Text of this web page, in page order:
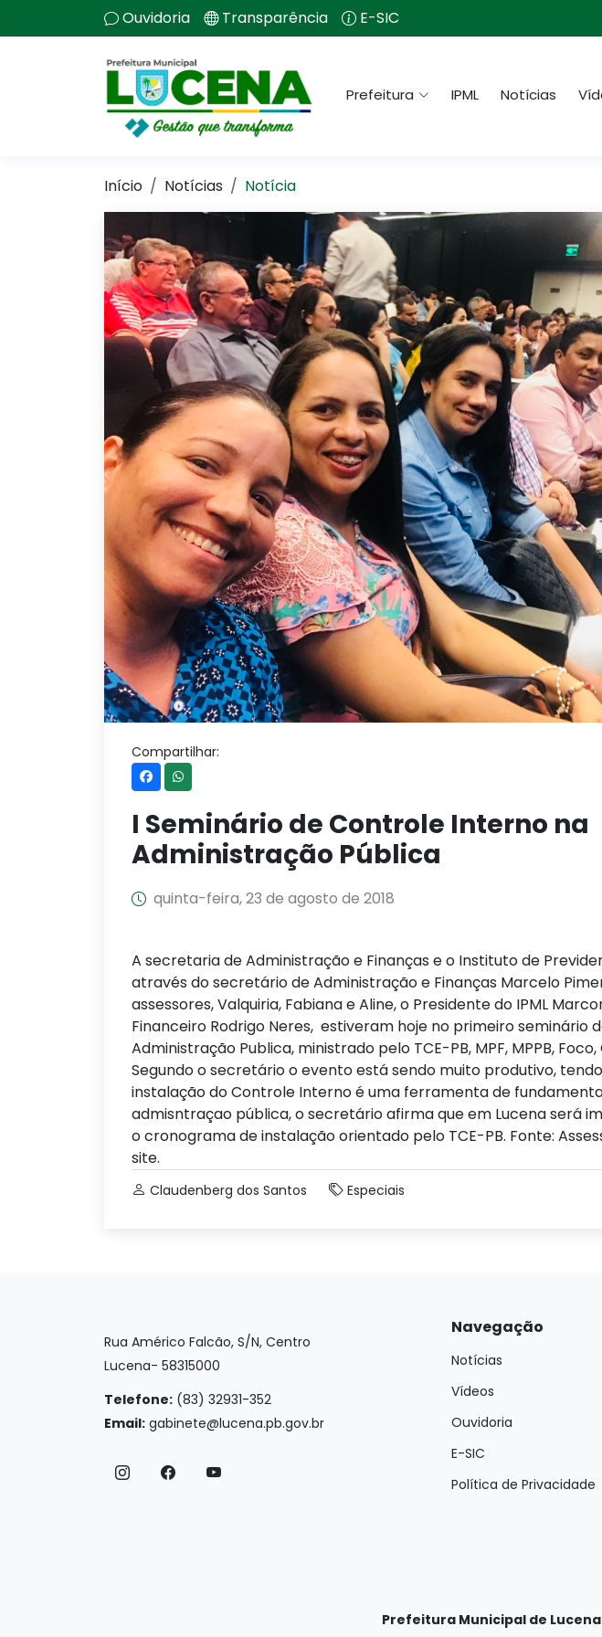
Ouvidoria Transparência E-SIC
Prefeitura IPML Notícias
Início Notícias Notícia
Compartilhar:
I Seminário de Controle Interno na
Administração Pública
quinta-feira, 23 de agosto de 2018
A secretaria de Administração e Finanças e o Instituto de
através do secretário de Administração e Finanças Marcelo
assessores, Valquiria, Fabiana e Aline, o Presidente do IPML
Financeiro Rodrigo Neres, estiveram hoje no primeiro seminário
Administração Publica, ministrado pelo TCE-PB, MPF, MPPB, Foco,
Segundo o secretário o evento está sendo muito produtivo,
instalação do Controle Interno é uma ferramenta de
admisntraçao pública, o secretário afirma que em Lucena será
o cronograma de instalação orientado pelo TCE-PB. Fonte:
site.
Claudenberg dos Santos Especiais
Rua Américo Falcão, S/N, Centro
Lucena- 58315000
Telefone: (83) 32931-352
Email: gabinete@lucena.pb.gov.br
Navegação
Notícias
Vídeos
Ouvidoria
E-SIC
Política de Privacidade
Prefeitura Municipal de Lucena